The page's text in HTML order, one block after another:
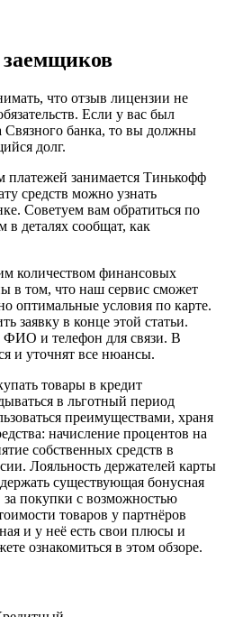
что отзыв лицензии не
Если у вас был
Связного банка, то вы должны
долг.
занимается Тинькофф
средств можно узнать
Советуем вам обратиться по
деталях сообщат, как
количеством финансовых
в том, что наш сервис сможет
оптимальные условия по карте.
заявку в конце этой статьи.
ФИО и телефон для связи. В
и уточнят все нюансы.
товары в кредит
в льготный период
преимуществами, храня
начисление процентов на
собственных средств в
Лояльность держателей карты
существующая бонусная
покупки с возможностью
товаров у партнёров
и у неё есть свои плюсы и
ознакомиться в этом обзоре.